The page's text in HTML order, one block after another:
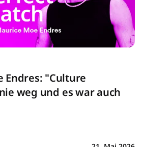
Endres: "Culture
weg und es war auch